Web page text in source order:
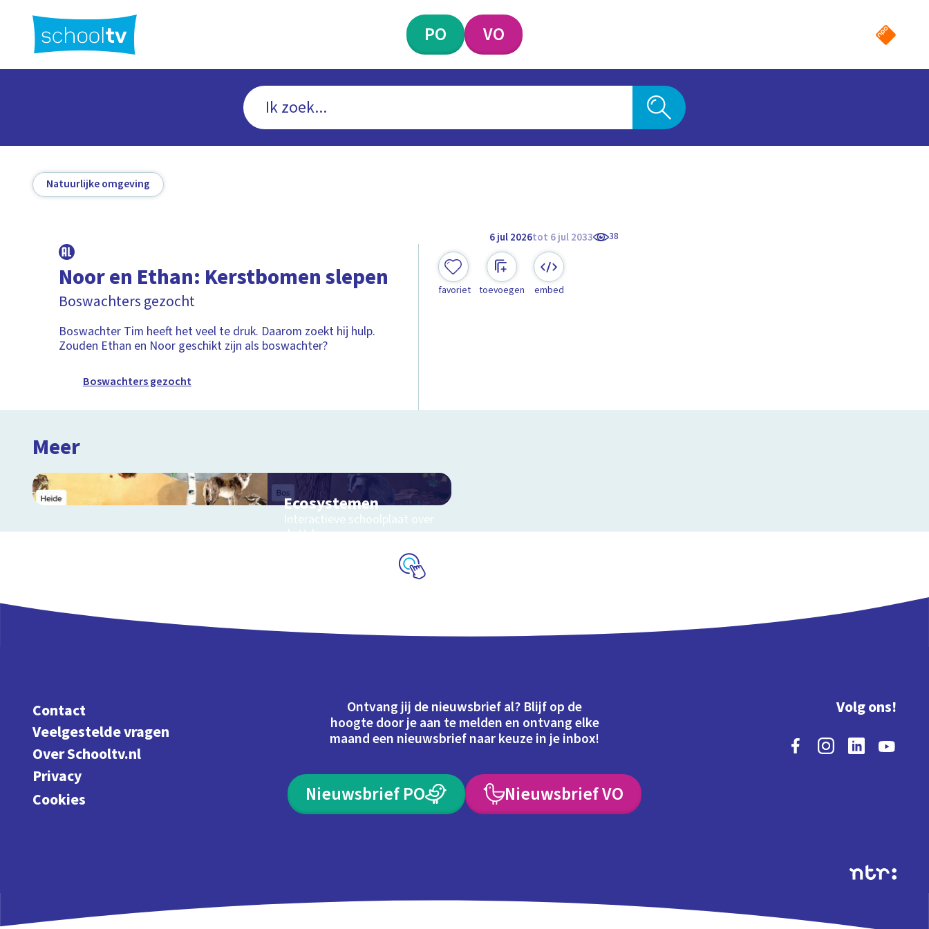
hoofdinhoud
PO VO
Natuurlijke omgeving
6 jul 2026tot 6 jul 2033 38
Noor en Ethan: Kerstbomen slepen
Boswachters gezocht
Boswachter Tim heeft het veel te druk. Daarom zoekt hij hulp.
Zouden Ethan en Noor geschikt zijn als boswachter?
Boswachters gezocht
favoriet toevoegen embed
Meer
Ecosystemen
Interactieve schoolplaat over
de Veluwe
Contact
Veelgestelde vragen
Over Schooltv.nl
Privacy
Cookies
Ontvang jij de nieuwsbrief al? Blijf op de
hoogte door je aan te melden en ontvang elke
maand een nieuwsbrief naar keuze in je inbox!
Nieuwsbrief PO Nieuwsbrief VO
Volg ons!